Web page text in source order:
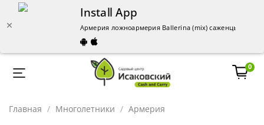
Install App
Армерия ложноармерия Ballerina (mix) саженцы –
0
Главная Многолетники Армерия